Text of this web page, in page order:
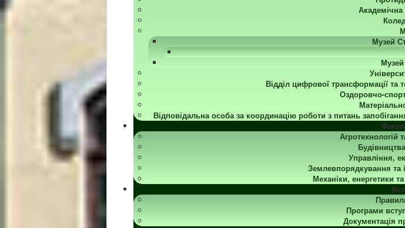
Академічна
Музей
Музей
Відділ цифрової трансформації та
Оздоровчо-
Відповідальна особа за координацію роботи з питань
Агротехнологій
Управління,
Землевпорядкування та
Механіки, енергетики
Програми
Документація